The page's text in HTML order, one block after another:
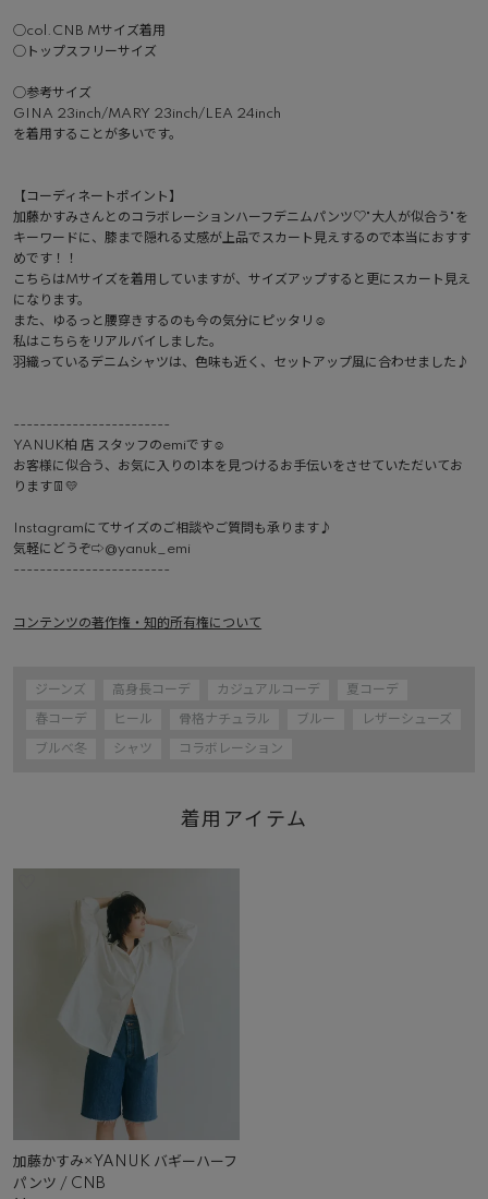
◯col.CNB Mサイズ着用
◯トップスフリーサイズ
◯参考サイズ
GINA 23inch/MARY 23inch/LEA 24inch
を着用することが多いです。
【コーディネートポイント】
加藤かすみさんとのコラボレーションハーフデニムパンツ♡"大人が似合う"を
キーワードに、膝まで隠れる丈感が上品でスカート見えするので本当におすす
めです！！
こちらはMサイズを着用していますが、サイズアップすると更にスカート見え
になります。
また、ゆるっと腰穿きするのも今の気分にピッタリ☺︎
私はこちらをリアルバイしました。
羽織っているデニムシャツは、色味も近く、セットアップ風に合わせました♪
------------------------
YANUK柏 店 スタッフのemiです☺︎
お客様に似合う、お気に入りの1本を見つけるお手伝いをさせていただいてお
ります👖💛
Instagramにてサイズのご相談やご質問も承ります♪
気軽にどうぞ⇨@yanuk_emi
------------------------
コンテンツの著作権・知的所有権について
ジーンズ 高身長コーデ カジュアルコーデ 夏コーデ
春コーデ ヒール 骨格ナチュラル ブルー レザーシューズ
ブルべ冬 シャツ コラボレーション
着用アイテム
加藤かすみ×YANUK バギーハーフ
パンツ / CNB